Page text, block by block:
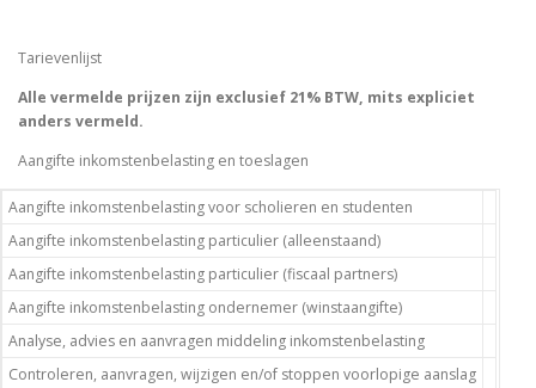
Tarievenlijst
Alle vermelde prijzen zijn exclusief 21% BTW, mits expliciet
anders vermeld.
Aangifte inkomstenbelasting en toeslagen
Aangifte inkomstenbelasting voor scholieren en studenten
Aangifte inkomstenbelasting particulier (alleenstaand)
Aangifte inkomstenbelasting particulier (fiscaal partners)
Aangifte inkomstenbelasting ondernemer (winstaangifte)
Analyse, advies en aanvragen middeling inkomstenbelasting
Controleren, aanvragen, wijzigen en/of stoppen voorlopige aanslag